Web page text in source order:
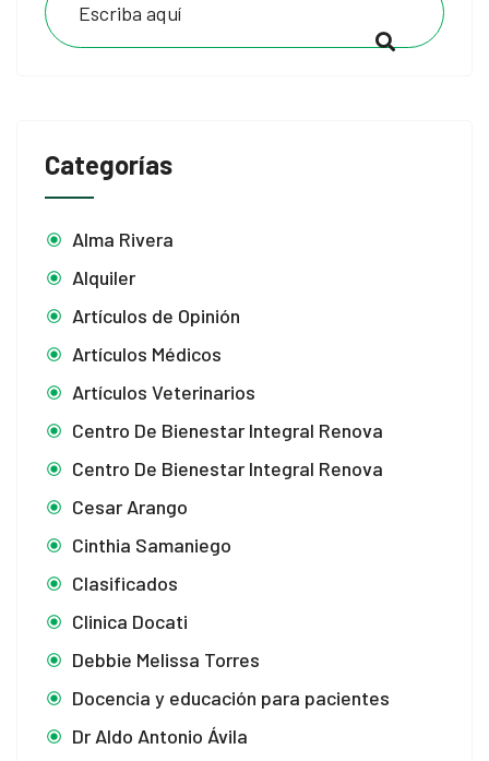
Categorías
Alma Rivera
Alquiler
Artículos de Opinión
Artículos Médicos
Artículos Veterinarios
Centro De Bienestar Integral Renova
Centro De Bienestar Integral Renova
Cesar Arango
Cinthia Samaniego
Clasificados
Clinica Docati
Debbie Melissa Torres
Docencia y educación para pacientes
Dr Aldo Antonio Ávila